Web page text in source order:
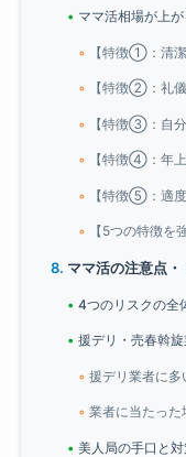
ママ活相場が上
【特徴①：清潔
【特徴②：礼
【特徴③：自
【特徴④：年
【特徴⑤：適
【5つの特徴を
ママ活の注意点
4つのリスクの全
援デリ・売春斡
援デリ業者に多
業者に当たった
美人局の手口と